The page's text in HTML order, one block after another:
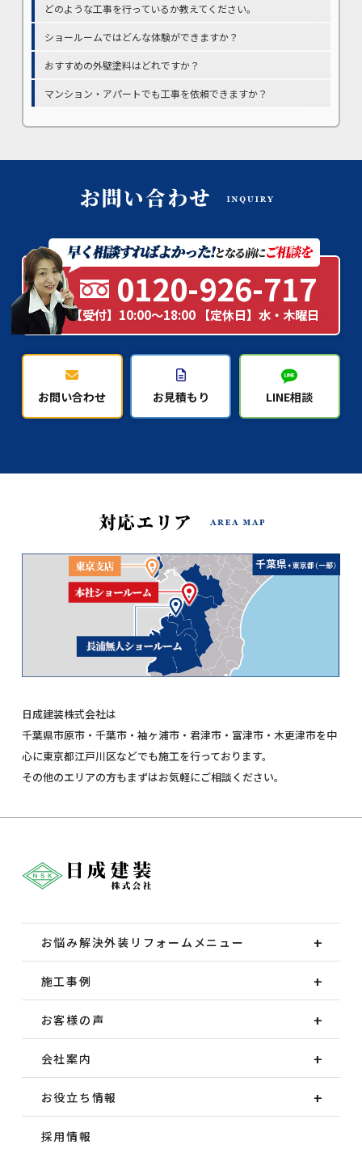
どのような工事を行っているか教えてください。
ショールームではどんな体験ができますか？
おすすめの外壁塗料はどれですか？
マンション・アパートでも工事を依頼できますか？
0120-926-717
【受付】10:00～18:00 【定休日】水・木曜日
お問い合わせ お見積もり LINE相談
日成建装株式会社は
千葉県市原市・千葉市・袖ヶ浦市・君津市・富津市・木更津市を中
心に東京都江戸川区などでも施工を行っております。
その他のエリアの方もまずはお気軽にご相談ください。
お悩み解決外装 リフォームメニュー
施工事例
お客様の声
会社案内
お役立ち情報
採用情報